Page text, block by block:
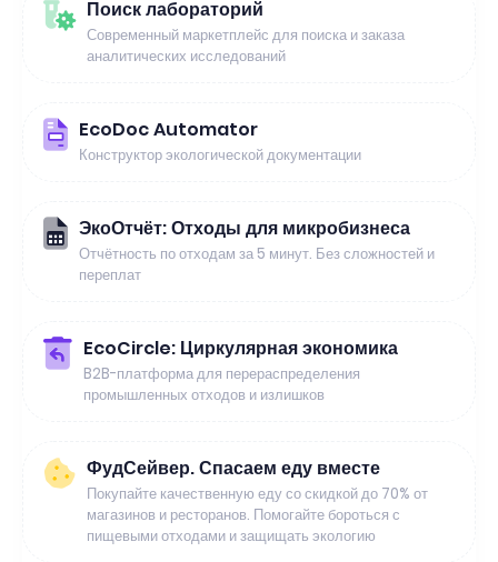
Поиск лабораторий
Современный маркетплейс для поиска и заказа
аналитических исследований
EcoDoc Automator
Конструктор экологической документации
ЭкоОтчёт: Отходы для микробизнеса
Отчётность по отходам за 5 минут. Без сложностей и
переплат
EcoCircle: Циркулярная экономика
B2B-платформа для перераспределения
промышленных отходов и излишков
ФудСейвер. Спасаем еду вместе
Покупайте качественную еду со скидкой до 70% от
магазинов и ресторанов. Помогайте бороться с
пищевыми отходами и защищать экологию